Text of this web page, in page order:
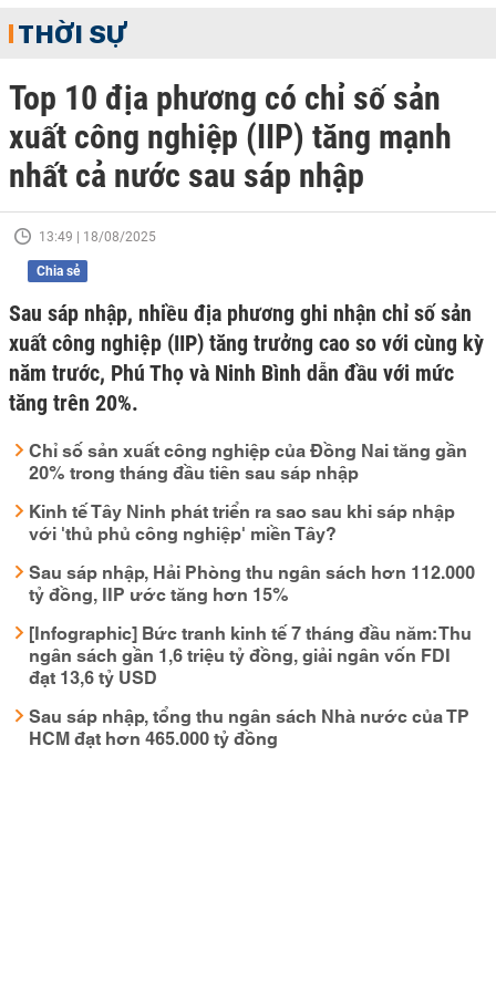
THỜI SỰ
Top 10 địa phương có chỉ số sản
xuất công nghiệp (IIP) tăng mạnh
nhất cả nước sau sáp nhập
13:49 | 18/08/2025
Chia sẻ
Sau sáp nhập, nhiều địa phương ghi nhận chỉ số sản
xuất công nghiệp (IIP) tăng trưởng cao so với cùng kỳ
năm trước, Phú Thọ và Ninh Bình dẫn đầu với mức
tăng trên 20%.
Chỉ số sản xuất công nghiệp của Đồng Nai tăng gần
20% trong tháng đầu tiên sau sáp nhập
Kinh tế Tây Ninh phát triển ra sao sau khi sáp nhập
với 'thủ phủ công nghiệp' miền Tây?
Sau sáp nhập, Hải Phòng thu ngân sách hơn 112.000
tỷ đồng, IIP ước tăng hơn 15%
[Infographic] Bức tranh kinh tế 7 tháng đầu năm: Thu
ngân sách gần 1,6 triệu tỷ đồng, giải ngân vốn FDI
đạt 13,6 tỷ USD
Sau sáp nhập, tổng thu ngân sách Nhà nước của TP
HCM đạt hơn 465.000 tỷ đồng